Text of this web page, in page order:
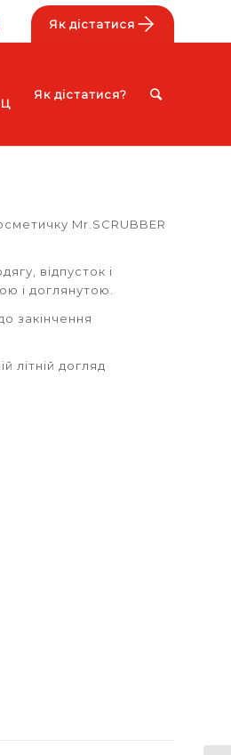
Як дістатися
Як дістатися?
Mr.SCRUBBER
відпусток і
і доглянутою.
закінчення
літній догляд